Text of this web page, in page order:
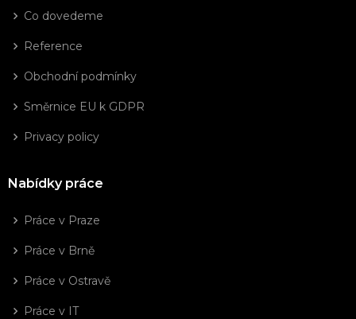
Co dovedeme
Reference
Obchodní podmínky
Směrnice EU k GDPR
Privacy policy
Nabídky práce
Práce v Praze
Práce v Brně
Práce v Ostravě
Práce v IT